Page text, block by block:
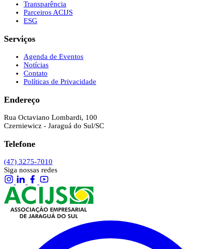
Transparência
Parceiros ACIJS
ESG
Serviços
Agenda de Eventos
Notícias
Contato
Políticas de Privacidade
Endereço
Rua Octaviano Lombardi, 100
Czerniewicz - Jaraguá do Sul/SC
Telefone
(47) 3275-7010
Siga nossas redes